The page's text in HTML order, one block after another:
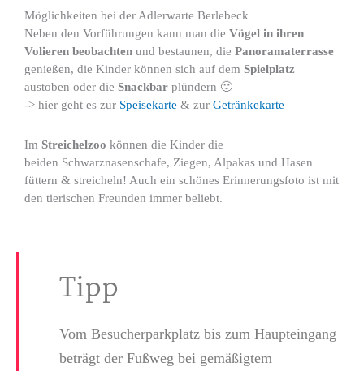
Möglichkeiten bei der Adlerwarte Berlebeck
Neben den Vorführungen kann man die Vögel in ihren
Volieren beobachten und bestaunen, die Panoramaterrasse
genießen, die Kinder können sich auf dem Spielplatz
austoben oder die Snackbar plündern 🙂
-> hier geht es zur Speisekarte & zur Getränkekarte
Im Streichelzoo können die Kinder die
beiden Schwarznasenschafe, Ziegen, Alpakas und Hasen
füttern & streicheln! Auch ein schönes Erinnerungsfoto ist mit
den tierischen Freunden immer beliebt.
Tipp
Vom Besucherparkplatz bis zum Haupteingang
beträgt der Fußweg bei gemäßigtem